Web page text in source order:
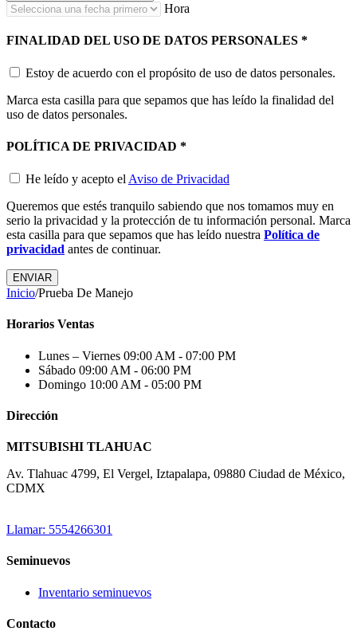
Hora
FINALIDAD DEL USO DE DATOS PERSONALES *
Estoy de acuerdo con el propósito de uso de datos personales.
Marca esta casilla para que sepamos que has leído la finalidad del
uso de datos personales.
POLÍTICA DE PRIVACIDAD *
He leído y acepto el Aviso de Privacidad
Queremos que estés tranquilo sabiendo que nos tomamos muy en
serio la privacidad y la protección de tu información personal. Marca
esta casilla para que sepamos que has leído nuestra Política de
privacidad antes de continuar.
ENVIAR
Inicio/Prueba De Manejo
Horarios Ventas
Lunes – Viernes 09:00 AM - 07:00 PM
Sábado 09:00 AM - 06:00 PM
Domingo 10:00 AM - 05:00 PM
Dirección
MITSUBISHI TLAHUAC
Av. Tlahuac 4799, El Vergel, Iztapalapa, 09880 Ciudad de México,
CDMX
Llamar: 5554266301
Seminuevos
Inventario seminuevos
Contacto